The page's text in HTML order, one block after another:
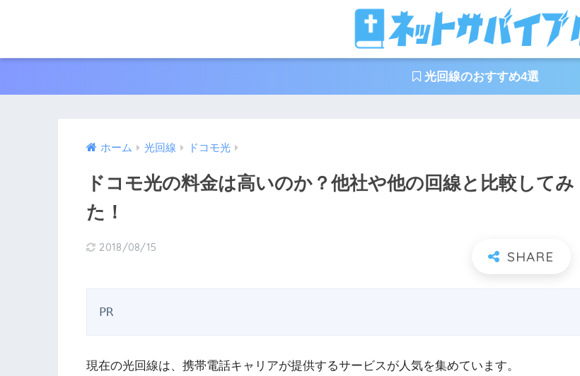
光回線のおすすめ4選
ホーム 光回線 ドコモ光
ドコモ光の料金は高いのか？他社や他の回線と比較してみ
た！
2018/08/15
PR
現在の光回線は、携帯電話キャリアが提供するサービスが人気を集めています。